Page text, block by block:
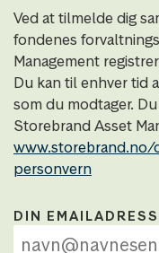
Ved at tilmelde dig
fondenes
Management
Du kan til enhver tid
som du modtager.
Storebrand Asset
personvern
DIN